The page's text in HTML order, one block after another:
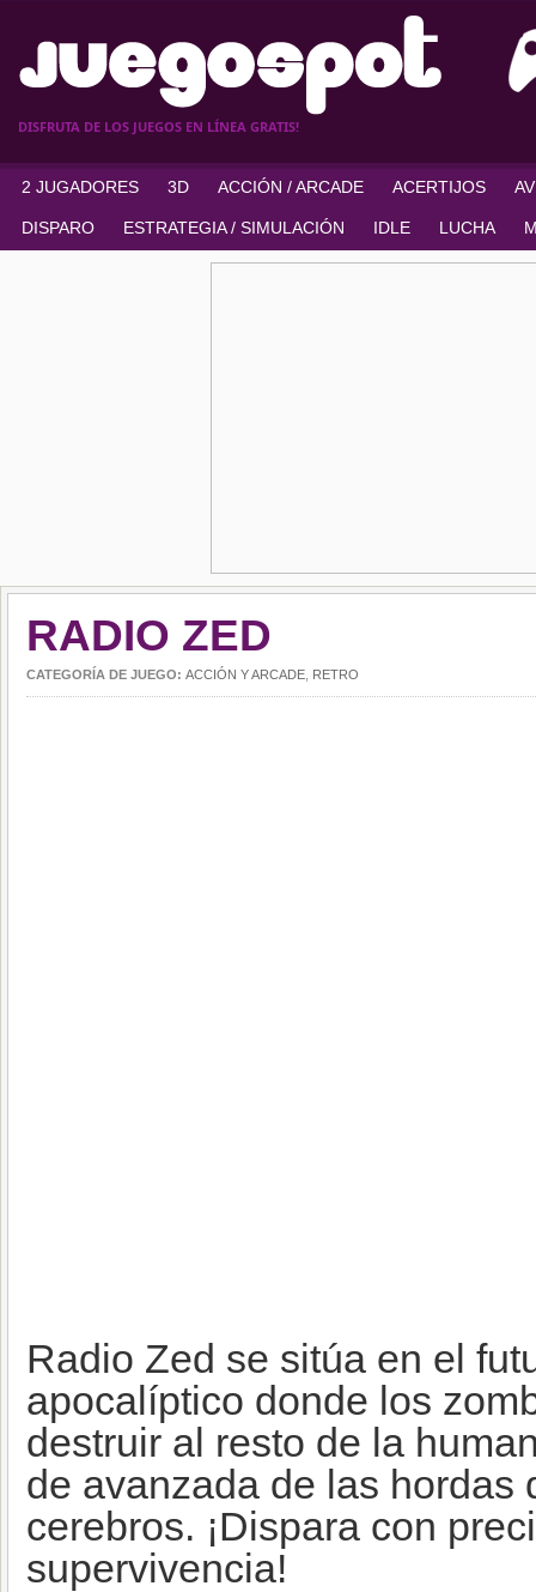
DISFRUTA DE LOS JUEGOS EN LÍNEA GRATIS!
2 JUGADORES 3D ACCIÓN / ARCADE ACERTIJOS
DISPARO ESTRATEGIA / SIMULACIÓN IDLE LUCHA
RADIO ZED
CATEGORÍA DE JUEGO: ACCIÓN Y ARCADE RETRO
Radio Zed se sitúa en el
apocalíptico donde los
destruir al resto de la
de avanzada de las hordas
cerebros. ¡Dispara con
supervivencia!